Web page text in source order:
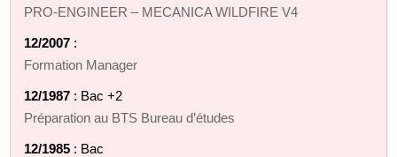
PRO-ENGINEER – MECANICA WILDFIRE V4
12/2007 :
Formation Manager
12/1987 : Bac +2
Préparation au BTS Bureau d’études
12/1985 : Bac